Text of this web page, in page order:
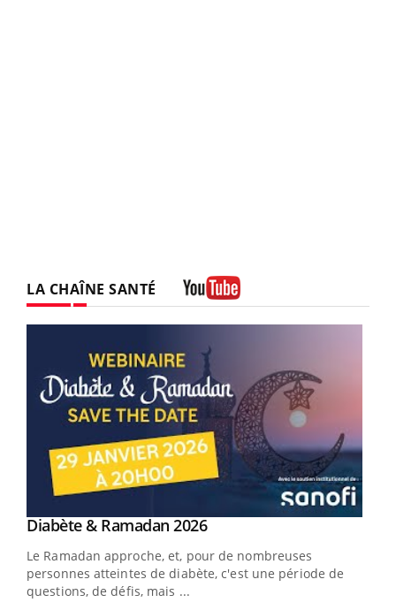
LA CHAÎNE SANTÉ
Youtube
Diabète & Ramadan 2026Youtube
Le Ramadan approche, et, pour de nombreuses
personnes atteintes de diabète, c'est une période de
questions, de défis, mais ...